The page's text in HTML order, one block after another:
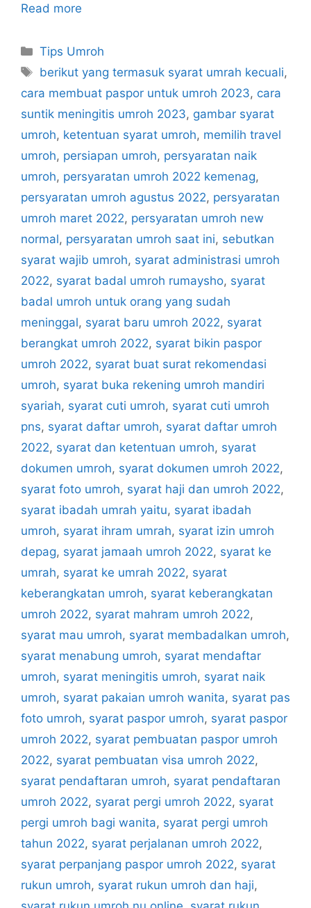
Read more
Categories
Tips Umroh
Tags
berikut yang termasuk syarat umrah kecuali,
cara membuat paspor untuk umroh 2023, cara
suntik meningitis umroh 2023, gambar syarat
umroh, ketentuan syarat umroh, memilih travel
umroh, persiapan umroh, persyaratan naik
umroh, persyaratan umroh 2022 kemenag,
persyaratan umroh agustus 2022, persyaratan
umroh maret 2022, persyaratan umroh new
normal, persyaratan umroh saat ini, sebutkan
syarat wajib umroh, syarat administrasi umroh
2022, syarat badal umroh rumaysho, syarat
badal umroh untuk orang yang sudah
meninggal, syarat baru umroh 2022, syarat
berangkat umroh 2022, syarat bikin paspor
umroh 2022, syarat buat surat rekomendasi
umroh, syarat buka rekening umroh mandiri
syariah, syarat cuti umroh, syarat cuti umroh
pns, syarat daftar umroh, syarat daftar umroh
2022, syarat dan ketentuan umroh, syarat
dokumen umroh, syarat dokumen umroh 2022,
syarat foto umroh, syarat haji dan umroh 2022,
syarat ibadah umrah yaitu, syarat ibadah
umroh, syarat ihram umrah, syarat izin umroh
depag, syarat jamaah umroh 2022, syarat ke
umrah, syarat ke umrah 2022, syarat
keberangkatan umroh, syarat keberangkatan
umroh 2022, syarat mahram umroh 2022,
syarat mau umroh, syarat membadalkan umroh,
syarat menabung umroh, syarat mendaftar
umroh, syarat meningitis umroh, syarat naik
umroh, syarat pakaian umroh wanita, syarat pas
foto umroh, syarat paspor umroh, syarat paspor
umroh 2022, syarat pembuatan paspor umroh
2022, syarat pembuatan visa umroh 2022,
syarat pendaftaran umroh, syarat pendaftaran
umroh 2022, syarat pergi umroh 2022, syarat
pergi umroh bagi wanita, syarat pergi umroh
tahun 2022, syarat perjalanan umroh 2022,
syarat perpanjang paspor umroh 2022, syarat
rukun umroh, syarat rukun umroh dan haji,